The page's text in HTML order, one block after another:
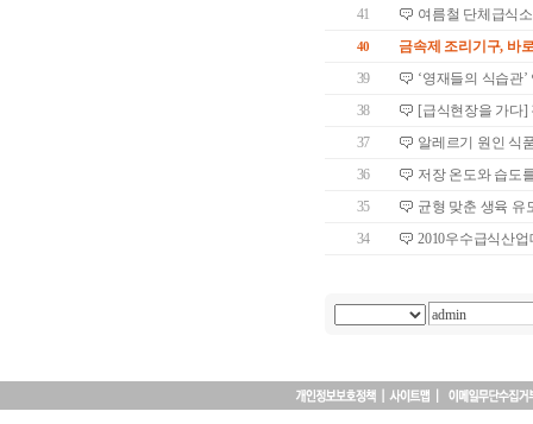
41
여름철 단체급식
40
금속제 조리기구, 바
39
‘영재들의 식습관
38
[급식현장을 가다
37
알레르기 원인 식
36
저장 온도와 습도
35
균형 맞춘 생육 유
34
2010우수급식산업